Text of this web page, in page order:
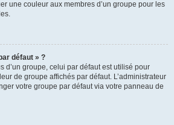
une couleur aux membres d’un groupe pour les
défaut » ?
d’un groupe, celui par défaut est utilisé pour
de groupe affichés par défaut. L’administrateur
votre groupe par défaut via votre panneau de